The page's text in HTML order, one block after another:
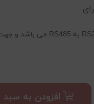
رای
افزودن به سبد